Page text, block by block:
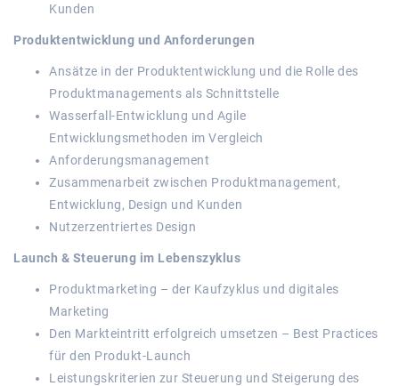
Kunden
Produktentwicklung und Anforderungen
Ansätze in der Produktentwicklung und die Rolle des
Produktmanagements als Schnittstelle
Wasserfall-Entwicklung und Agile
Entwicklungsmethoden im Vergleich
Anforderungsmanagement
Zusammenarbeit zwischen Produktmanagement,
Entwicklung, Design und Kunden
Nutzerzentriertes Design
Launch & Steuerung im Lebenszyklus
Produktmarketing – der Kaufzyklus und digitales
Marketing
Den Markteintritt erfolgreich umsetzen – Best Practices
für den Produkt-Launch
Leistungskriterien zur Steuerung und Steigerung des